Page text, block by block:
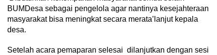
BUMDesa sebagai pengelola agar nantinya kesejahteraan
masyarakat bisa meningkat secara merata’lanjut kepala
desa.
Setelah acara pemaparan selesai dilanjutkan dengan sesi